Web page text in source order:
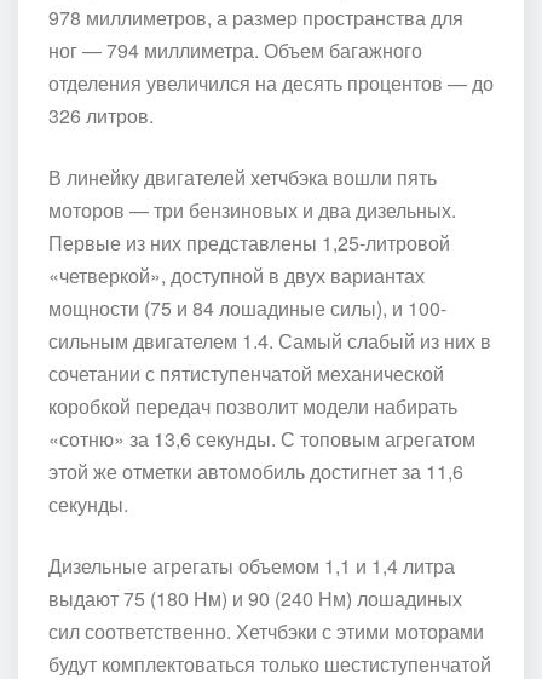
978 миллиметров, а размер пространства для
ног — 794 миллиметра. Объем багажного
отделения увеличился на десять процентов — до
326 литров.
В линейку двигателей хетчбэка вошли пять
моторов — три бензиновых и два дизельных.
Первые из них представлены 1,25-литровой
«четверкой», доступной в двух вариантах
мощности (75 и 84 лошадиные силы), и 100-
сильным двигателем 1.4. Самый слабый из них в
сочетании с пятиступенчатой механической
коробкой передач позволит модели набирать
«сотню» за 13,6 секунды. С топовым агрегатом
этой же отметки автомобиль достигнет за 11,6
секунды.
Дизельные агрегаты объемом 1,1 и 1,4 литра
выдают 75 (180 Нм) и 90 (240 Нм) лошадиных
сил соответственно. Хетчбэки с этими моторами
будут комплектоваться только шестиступенчатой